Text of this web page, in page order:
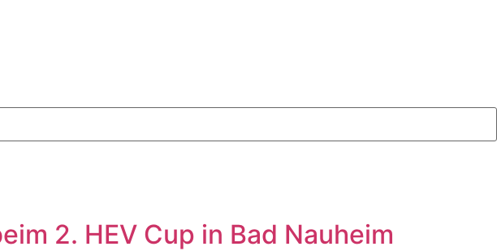
2. HEV Cup in Bad Nauheim